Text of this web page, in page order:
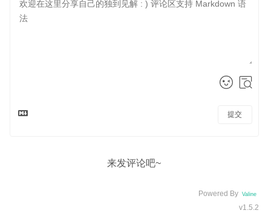
提交
来发评论吧~
Powered By Valine
v1.5.2